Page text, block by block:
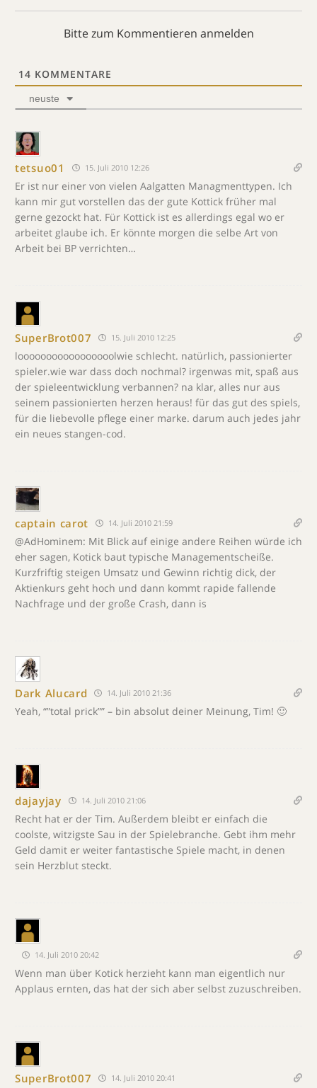
Bitte zum Kommentieren anmelden
14 KOMMENTARE
neuste
tetsuo01 15. Juli 2010 12:26
Er ist nur einer von vielen Aalgatten Managmenttypen. Ich
kann mir gut vorstellen das der gute Kottick früher mal
gerne gezockt hat. Für Kottick ist es allerdings egal wo er
arbeitet glaube ich. Er könnte morgen die selbe Art von
Arbeit bei BP verrichten…
SuperBrot007 15. Juli 2010 12:25
looooooooooooooooolwie schlecht. natürlich, passionierter
spieler.wie war dass doch nochmal? irgenwas mit, spaß aus
der spieleentwicklung verbannen? na klar, alles nur aus
seinem passionierten herzen heraus! für das gut des spiels,
für die liebevolle pflege einer marke. darum auch jedes jahr
ein neues stangen-cod.
captain carot 14. Juli 2010 21:59
@AdHominem: Mit Blick auf einige andere Reihen würde ich
eher sagen, Kotick baut typische Managementscheiße.
Kurzfriftig steigen Umsatz und Gewinn richtig dick, der
Aktienkurs geht hoch und dann kommt rapide fallende
Nachfrage und der große Crash, dann is
Dark Alucard 14. Juli 2010 21:36
Yeah, “”total prick”” – bin absolut deiner Meinung, Tim! 🙂
dajayjay 14. Juli 2010 21:06
Recht hat er der Tim. Außerdem bleibt er einfach die
coolste, witzigste Sau in der Spielebranche. Gebt ihm mehr
Geld damit er weiter fantastische Spiele macht, in denen
sein Herzblut steckt.
14. Juli 2010 20:42
Wenn man über Kotick herzieht kann man eigentlich nur
Applaus ernten, das hat der sich aber selbst zuzuschreiben.
SuperBrot007 14. Juli 2010 20:41